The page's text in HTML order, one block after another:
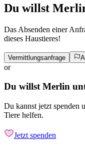
Du willst
Das Absenden einer
dieses Haustieres!
Vermittlungsanfrage
or
Du willst Merlin
Du kannst jetzt spenden
Tiere helfen.
Jetzt spenden